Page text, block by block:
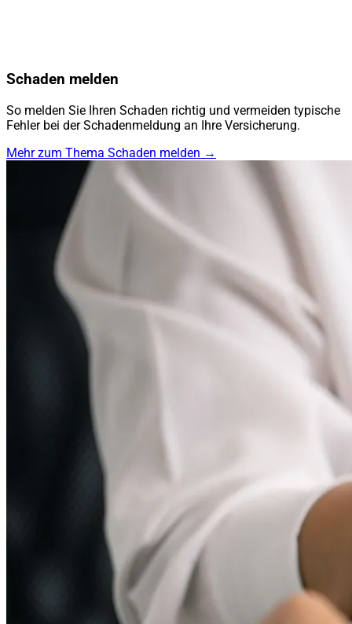
Schaden melden
So melden Sie Ihren Schaden richtig und vermeiden typische
Fehler bei der Schadenmeldung an Ihre Versicherung.
Mehr zum Thema Schaden melden →